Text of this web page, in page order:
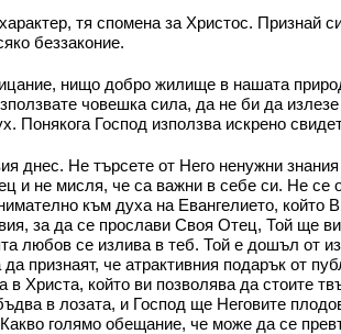
тя спомена за Христос. Признай
беззаконие.
нищо добро жилище в нашата
човешка сила, да не би да
Понякога Господ използва искрено
днес. Не търсете от Него ненужни
и не мисля, че са важни в себе си. Не се
към духа на Евангелието, който
за да се прослави Своя Отец, Той ще
любов се излива в теб. Той е дошъл от
признаят, че атрактивния подарък от
Христа, който ви позволява да стоите
в лозата, и Господ ще Неговите
голямо обещание, че може да се